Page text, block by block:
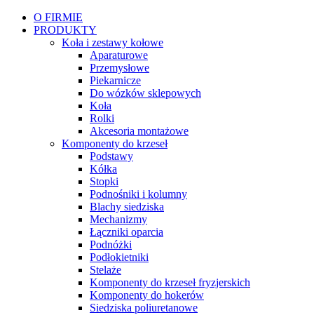
O FIRMIE
PRODUKTY
Koła i zestawy kołowe
Aparaturowe
Przemysłowe
Piekarnicze
Do wózków sklepowych
Koła
Rolki
Akcesoria montażowe
Komponenty do krzeseł
Podstawy
Kółka
Stopki
Podnośniki i kolumny
Blachy siedziska
Mechanizmy
Łączniki oparcia
Podnóżki
Podłokietniki
Stelaże
Komponenty do krzeseł fryzjerskich
Komponenty do hokerów
Siedziska poliuretanowe